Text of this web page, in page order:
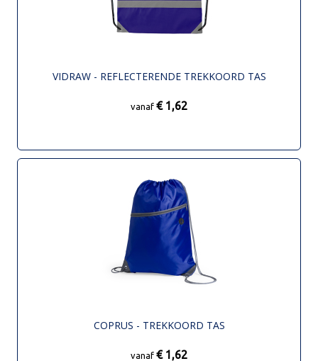
VIDRAW - REFLECTERENDE TREKKOORD TAS
vanaf € 1,62
COPRUS - TREKKOORD TAS
vanaf € 1,62